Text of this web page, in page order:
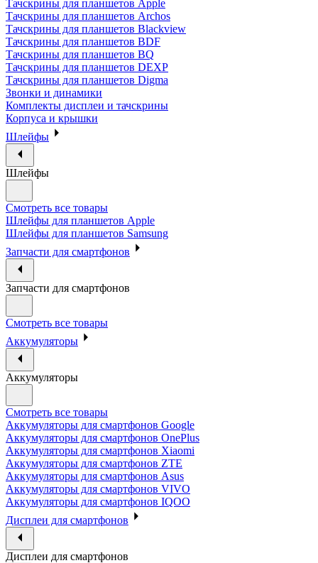
Тачскрины для планшетов Apple
Тачскрины для планшетов Archos
Тачскрины для планшетов Blackview
Тачскрины для планшетов BDF
Тачскрины для планшетов BQ
Тачскрины для планшетов DEXP
Тачскрины для планшетов Digma
Звонки и динамики
Комплекты дисплеи и тачскрины
Корпуса и крышки
Шлейфы
Шлейфы
Смотреть все товары
Шлейфы для планшетов Apple
Шлейфы для планшетов Samsung
Запчасти для смартфонов
Запчасти для смартфонов
Смотреть все товары
Аккумуляторы
Аккумуляторы
Смотреть все товары
Аккумуляторы для смартфонов Google
Аккумуляторы для смартфонов OnePlus
Аккумуляторы для смартфонов Xiaomi
Аккумуляторы для смартфонов ZTE
Аккумуляторы для cмартфонов Asus
Аккумуляторы для смартфонов VIVO
Аккумуляторы для смартфонов IQOO
Дисплеи для смартфонов
Дисплеи для смартфонов